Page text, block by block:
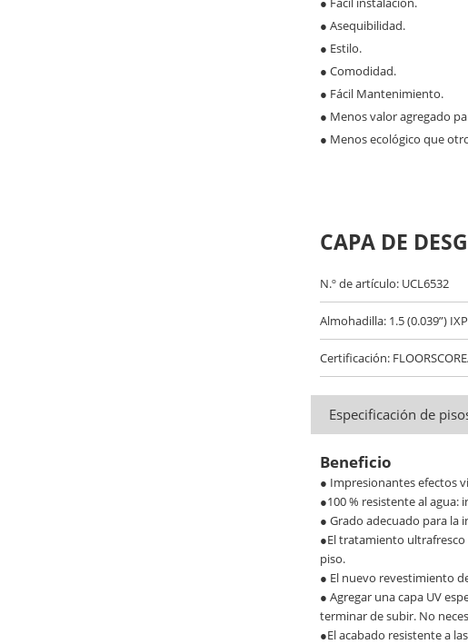
● Asequibilidad.
● Estilo.
● Comodidad.
● Fácil Mantenimiento.
● Menos valor agregado
● Menos ecológico que
CAPA DE
N.º de artículo: UCL6532
Almohadilla: 1.5 (0.039”)
Certificación:
Especificación de
Beneficio
● Impresionantes efectos
●100 % resistente al
● Grado adecuado para la
●El tratamiento
piso.
● El nuevo revestimiento
● Agregar una capa UV
terminar de subir. No
●El acabado resistente a